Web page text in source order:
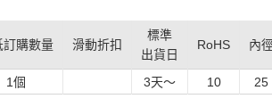
訂購數量 滑動折扣
標準
出貨日
RoHS 內
1個 3天～ 10 25